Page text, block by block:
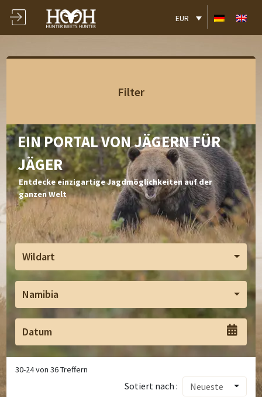
EUR
Filter
EIN PORTAL VON JÄGERN FÜR
JÄGER
Entdecke einzigartige Jagdmöglichkeiten auf der
ganzen Welt
Wildart
Namibia
30-24von36Treffern
Sotiert nach :
Neueste